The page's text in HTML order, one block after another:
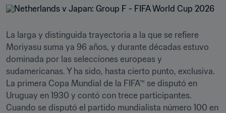
La larga y distinguida trayectoria a la que se refiere
Moriyasu suma ya 96 años, y durante décadas estuvo
dominada por las selecciones europeas y
sudamericanas. Y ha sido, hasta cierto punto, exclusiva.
La primera Copa Mundial de la FIFA™ se disputó en
Uruguay en 1930 y contó con trece participantes.
Cuando se disputó el partido mundialista número 100 en